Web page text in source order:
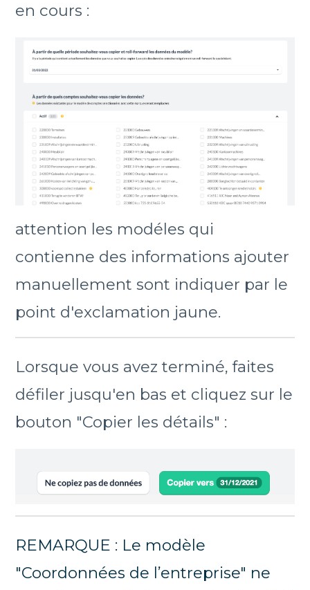
en cours :
attention les modéles qui
contienne des informations ajouter
manuellement sont indiquer par le
point d'exclamation jaune.
Lorsque vous avez terminé, faites
défiler jusqu'en bas et cliquez sur le
bouton "Copier les détails" :
REMARQUE : Le modèle
"Coordonnées de l’entreprise" ne